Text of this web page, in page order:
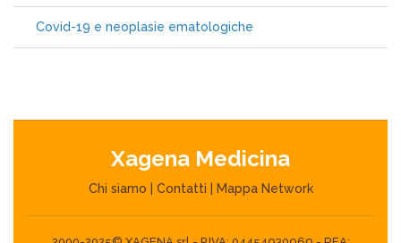
Covid-19 e neoplasie ematologiche
Xagena Medicina
Chi siamo Contatti Mappa Network